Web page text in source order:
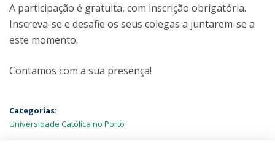
A participação é gratuita, com inscrição obrigatória.
Inscreva-se e desafie os seus colegas a juntarem-se a
este momento.
Contamos com a sua presença!
Categorias:
Universidade Católica no Porto